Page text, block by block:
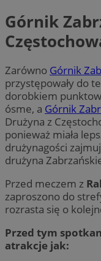
Górnik
Zarówno Górnik
przystępowały do
dorobkiem
ósme, a Górnik
Drużyna z
ponieważ miała
drużynagości
drużyna
Przed meczem z
zaproszono do
rozrasta się o
Przed tym
atrakcje jak: